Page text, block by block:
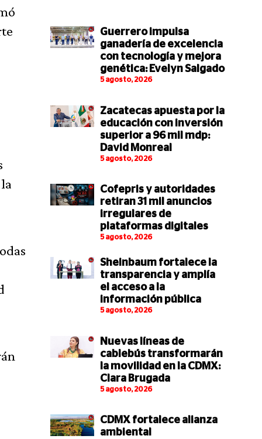
Guerrero impulsa
ganadería de excelencia
con tecnología y mejora
genética: Evelyn Salgado
5 agosto, 2026
Zacatecas apuesta por la
educación con inversión
superior a 96 mil mdp:
David Monreal
5 agosto, 2026
Cofepris y autoridades
retiran 31 mil anuncios
irregulares de
plataformas digitales
5 agosto, 2026
Sheinbaum fortalece la
transparencia y amplía
el acceso a la
información pública
5 agosto, 2026
Nuevas líneas de
cablebús transformarán
la movilidad en la CDMX:
Clara Brugada
5 agosto, 2026
CDMX fortalece alianza
ambiental